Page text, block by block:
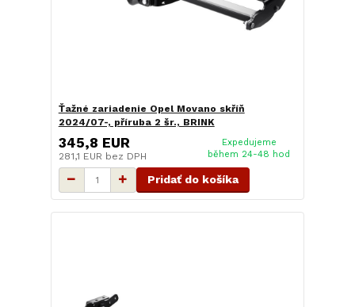
Ťažné zariadenie Opel Movano skříň
2024/07-, příruba 2 šr., BRINK
345,8 EUR
281,1 EUR bez DPH
Expedujeme
během 24-48 hod
Pridať do košíka